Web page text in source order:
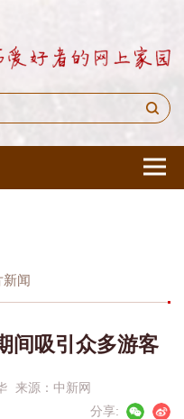
新闻
间吸引众多游客
来源： 中新网
分享: